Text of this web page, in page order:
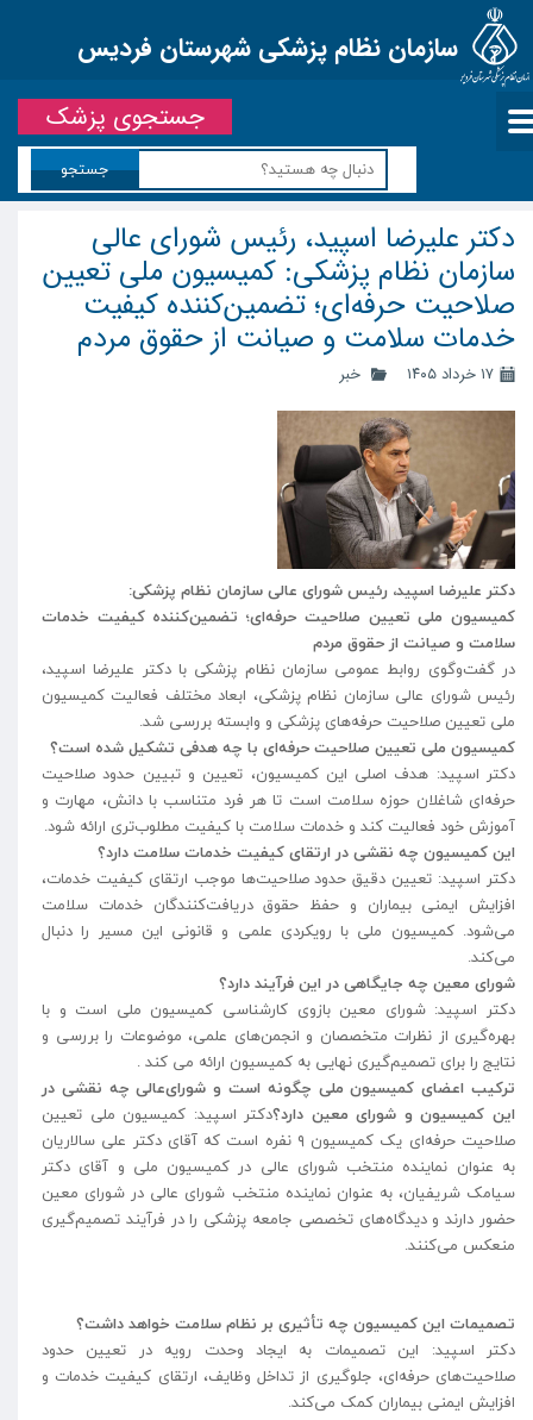
سازمان نظام پزشکی شهرستان فردیس
جستجو
جستجوی پزشک
دکتر علیرضا اسپید، رئیس شورای عالی
سازمان نظام پزشکی: کمیسیون ملی تعیین
صلاحیت حرفه‌ای؛ تضمین‌کننده کیفیت
خدمات سلامت و صیانت از حقوق مردم
۱۷ خرداد ۱۴۰۵ خبر
دکتر علیرضا اسپید، رئیس شورای عالی سازمان نظام پزشکی:
کمیسیون ملی تعیین صلاحیت حرفه‌ای؛ تضمین‌کننده کیفیت خدمات
سلامت و صیانت از حقوق مردم
در گفت‌وگوی روابط عمومی سازمان نظام پزشکی با دکتر علیرضا اسپید،
رئیس شورای عالی سازمان نظام پزشکی، ابعاد مختلف فعالیت کمیسیون
ملی تعیین صلاحیت حرفه‌های پزشکی و وابسته بررسی شد.
کمیسیون ملی تعیین صلاحیت حرفه‌ای با چه هدفی تشکیل شده است؟
دکتر اسپید: هدف اصلی این کمیسیون، تعیین و تبیین حدود صلاحیت
حرفه‌ای شاغلان حوزه سلامت است تا هر فرد متناسب با دانش، مهارت و
آموزش خود فعالیت کند و خدمات سلامت با کیفیت مطلوب‌تری ارائه شود.
این کمیسیون چه نقشی در ارتقای کیفیت خدمات سلامت دارد؟
دکتر اسپید: تعیین دقیق حدود صلاحیت‌ها موجب ارتقای کیفیت خدمات،
افزایش ایمنی بیماران و حفظ حقوق دریافت‌کنندگان خدمات سلامت
می‌شود. کمیسیون ملی با رویکردی علمی و قانونی این مسیر را دنبال
می‌کند.
شورای معین چه جایگاهی در این فرآیند دارد؟
دکتر اسپید: شورای معین بازوی کارشناسی کمیسیون ملی است و با
بهره‌گیری از نظرات متخصصان و انجمن‌های علمی، موضوعات را بررسی و
نتایج را برای تصمیم‌گیری نهایی به کمیسیون ارائه می کند .
ترکیب اعضای کمیسیون ملی چگونه است و شورای‌عالی چه نقشی در
این کمیسیون و شورای معین دارد؟‌دکتر اسپید: کمیسیون ملی تعیین
صلاحیت حرفه‌ای یک کمیسیون ۹ نفره است که آقای دکتر علی سالاریان
به عنوان نماینده منتخب شورای عالی در کمیسیون ملی و آقای دکتر
سیامک شریفیان، به عنوان نماینده منتخب شورای عالی در شورای معین
حضور دارند و دیدگاه‌های تخصصی جامعه پزشکی را در فرآیند تصمیم‌گیری
منعکس می‌کنند.
تصمیمات این کمیسیون چه تأثیری بر نظام سلامت خواهد داشت؟
دکتر اسپید: این تصمیمات به ایجاد وحدت رویه در تعیین حدود
صلاحیت‌های حرفه‌ای، جلوگیری از تداخل وظایف، ارتقای کیفیت خدمات و
افزایش ایمنی بیماران کمک می‌کند.